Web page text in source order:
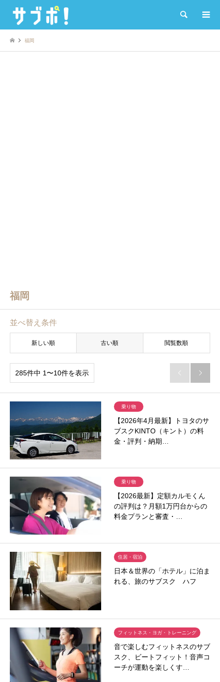
検索
福岡
福岡
並べ替え条件
新しい順 古い順 閲覧数順
285件中 1〜10件を表示  
乗り物
【2026年4月最新】トヨタのサ
ブスクKINTO（キント）の料
金・評判・納期…
乗り物
【2026最新】定額カルモくん
の評判は？月額1万円台からの
料金プランと審査・…
住居・宿泊
日本＆世界の「ホテル」に泊ま
れる、旅のサブスク ハフ
フィットネス・ヨガ・トレーニング
音で楽しむフィットネスのサブ
スク、ビートフィット！音声コ
ーチが運動を楽しくす…